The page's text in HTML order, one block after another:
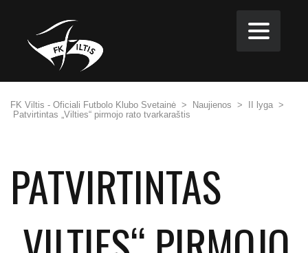
FK Viltis - Oficiali Futbolo Klubo Svetainė > Naujienos > II lyga >
Patvirtintas „Vilties“ pirmojo rato tvarkaraštis
PATVIRTINTAS